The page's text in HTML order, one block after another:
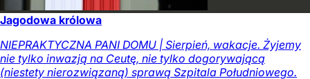
Jagodowa królowa
NIEPRAKTYCZNA PANI DOMU | Sierpień, wakacje. Żyjemy
nie tylko inwazją na Ceutę, nie tylko dogorywającą
(niestety nierozwiązaną) sprawą Szpitala Południowego.